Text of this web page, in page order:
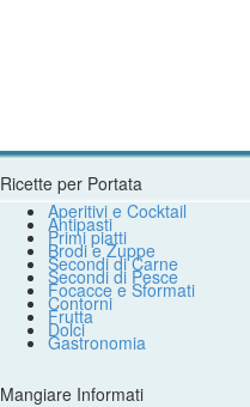
Ricette per Portata
Aperitivi e Cocktail
Antipasti
Primi piatti
Brodi e Zuppe
Secondi di Carne
Secondi di Pesce
Focacce e Sformati
Contorni
Frutta
Dolci
Gastronomia
Mangiare Informati